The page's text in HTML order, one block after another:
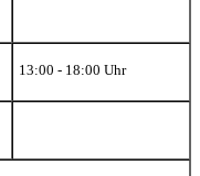
13:00 - 18:00 Uhr